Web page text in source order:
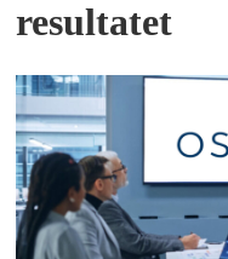
resultatet